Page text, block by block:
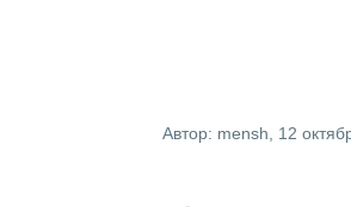
Автор: mensh, 12